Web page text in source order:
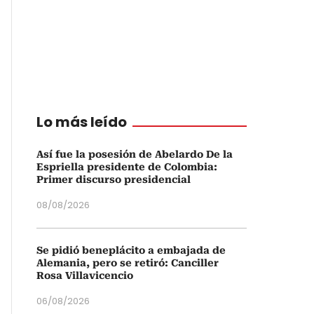
Lo más leído
Así fue la posesión de Abelardo De la
Espriella presidente de Colombia:
Primer discurso presidencial
08/08/2026
Se pidió beneplácito a embajada de
Alemania, pero se retiró: Canciller
Rosa Villavicencio
06/08/2026